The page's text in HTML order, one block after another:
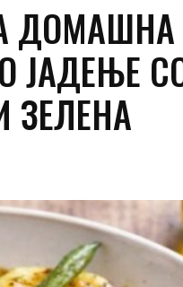
ДОМАШНА
ЈАДЕЊЕ
ЗЕЛЕНА